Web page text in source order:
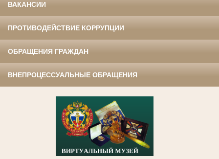
ВАКАНСИИ
ПРОТИВОДЕЙСТВИЕ КОРРУПЦИИ
ОБРАЩЕНИЯ ГРАЖДАН
ВНЕПРОЦЕССУАЛЬНЫЕ ОБРАЩЕНИЯ